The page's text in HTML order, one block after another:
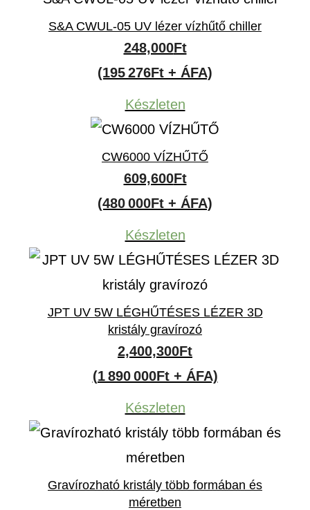
S&A CWUL-05 UV lézer vízhűtő chiller
248,000Ft
(195 276Ft + ÁFA)
Készleten
CW6000 VÍZHŰTŐ
609,600Ft
(480 000Ft + ÁFA)
Készleten
JPT UV 5W LÉGHŰTÉSES LÉZER 3D
kristály gravírozó
2,400,300Ft
(1 890 000Ft + ÁFA)
Készleten
Gravírozható kristály több formában és
méretben